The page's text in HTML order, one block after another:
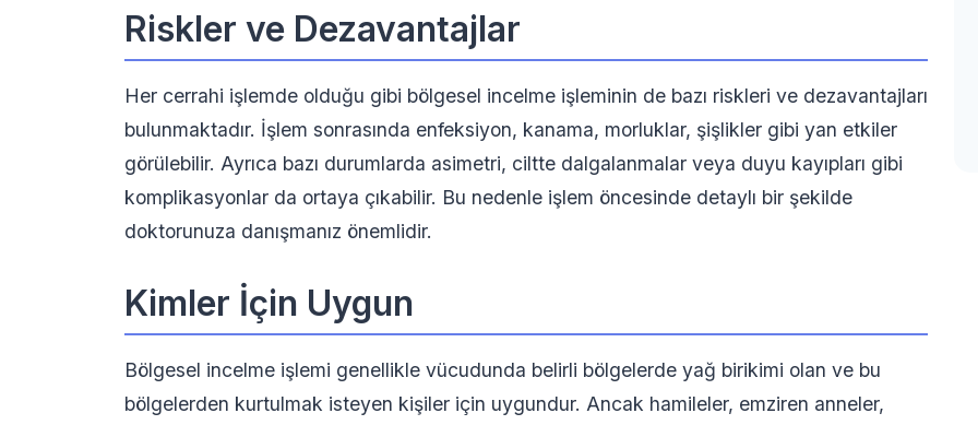
Riskler ve Dezavantajlar
Her cerrahi işlemde olduğu gibi bölgesel incelme işleminin de bazı riskleri ve dezavantajları
bulunmaktadır. İşlem sonrasında enfeksiyon, kanama, morluklar, şişlikler gibi yan etkiler
görülebilir. Ayrıca bazı durumlarda asimetri, ciltte dalgalanmalar veya duyu kayıpları gibi
komplikasyonlar da ortaya çıkabilir. Bu nedenle işlem öncesinde detaylı bir şekilde
doktorunuza danışmanız önemlidir.
Kimler İçin Uygun
Bölgesel incelme işlemi genellikle vücudunda belirli bölgelerde yağ birikimi olan ve bu
bölgelerden kurtulmak isteyen kişiler için uygundur. Ancak hamileler, emziren anneler,